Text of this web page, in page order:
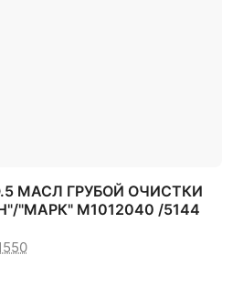
МАСЛ ГРУБОЙ ОЧИСТКИ
"МАРК" М1012040 /5144